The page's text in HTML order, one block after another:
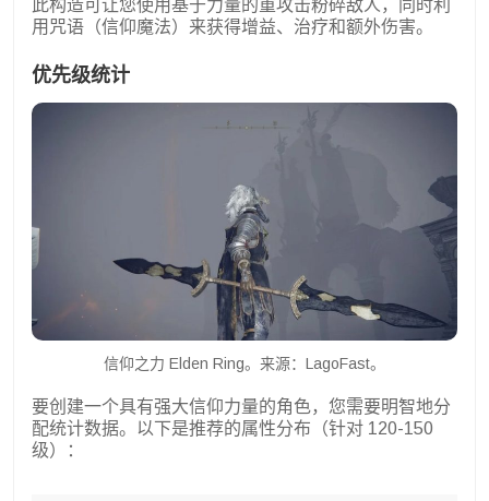
此构造可让您使用基于力量的重攻击粉碎敌人，同时利
用咒语（信仰魔法）来获得增益、治疗和额外伤害。
优先级统计
信仰之力 Elden Ring。来源：LagoFast。
要创建一个具有强大信仰力量的角色，您需要明智地分
配统计数据。以下是推荐的属性分布（针对 120-150
级）：